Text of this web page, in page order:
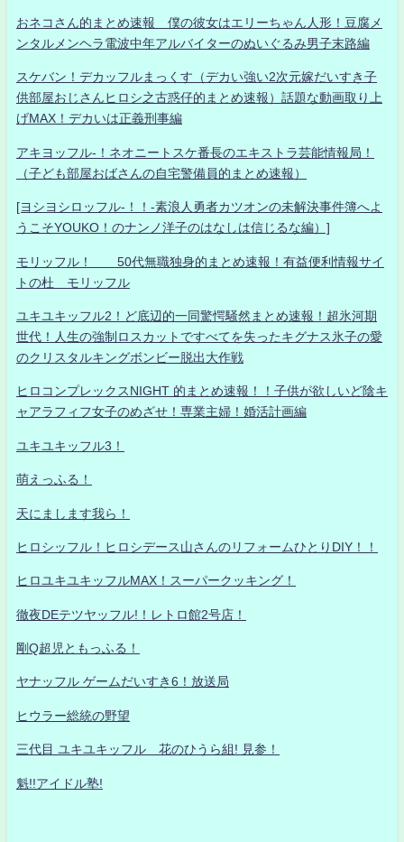
おネコさん的まとめ速報 僕の彼女はエリーちゃん人形！豆腐メ
ンタルメンヘラ電波中年アルバイターのぬいぐるみ男子末路編
スケバン！デカッフルまっくす（デカい強い2次元嫁だいすき子
供部屋おじさんヒロシ之古惑仔的まとめ速報）話題な動画取り上
げMAX！デカいは正義刑事編
アキヨッフル-！ネオニートスケ番長のエキストラ芸能情報局！
（子ども部屋おばさんの自宅警備員的まとめ速報）
[ヨシヨシロッフル-！！-素浪人勇者カツオンの未解決事件簿へよ
うこそYOUKO！のナンノ洋子のはなしは信じるな編）]
モリッフル！ 50代無職独身的まとめ速報！有益便利情報サイ
トの杜 モリッフル
ユキユキッフル2！ど底辺的一同驚愕騒然まとめ速報！超氷河期
世代！人生の強制ロスカットですべてを失ったキグナス氷子の愛
のクリスタルキングボンビー脱出大作戦
ヒロコンプレックスNIGHT 的まとめ速報！！子供が欲しいど陰キ
ャアラフィフ女子のめざせ！専業主婦！婚活計画編
ユキユキッフル3！
萌えっふる！
天にまします我ら！
ヒロシッフル！ヒロシデース山さんのリフォームひとりDIY！！
ヒロユキユキッフルMAX！スーパークッキング！
徹夜DEテツヤッフル!！レトロ館2号店！
剛Q超児ともっふる！
ヤナッフル ゲームだいすき6！放送局
ヒウラー総統の野望
三代目 ユキユキッフル 花のひうら組! 見参！
魁!!アイドル塾!